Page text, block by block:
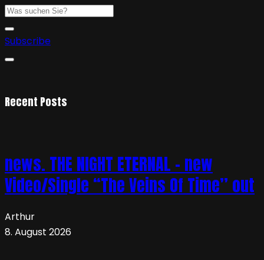
Subscribe
Recent Posts
news. THE NIGHT ETERNAL – new
Video/Single “The Veins Of Time” out
Arthur
8. August 2026